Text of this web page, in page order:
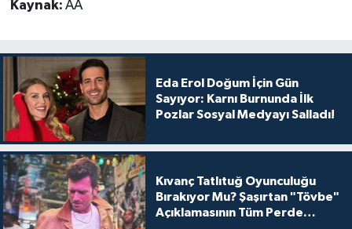
Kaynak: AA
Eda Erol Doğum İçin Gün
Sayıyor: Karnı Burnunda İlk
Pozlar Sosyal Medyayı Salladı!
Kıvanç Tatlıtuğ Oyunculuğu
Bırakıyor Mu? Şaşırtan "Tövbe"
Açıklamasının Tüm Perde